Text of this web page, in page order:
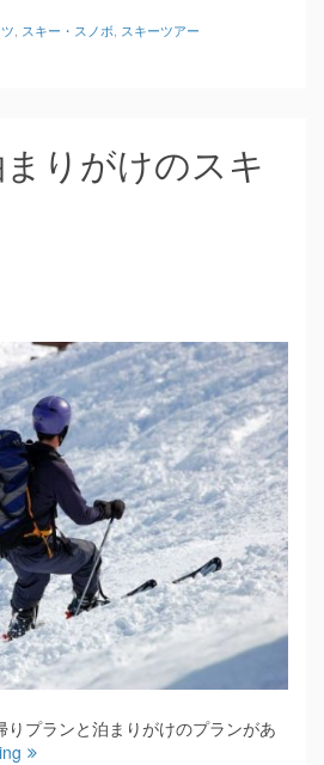
スキー・スノボ スキーツアー
りがけのスキ
りプランと泊まりがけのプランがあ